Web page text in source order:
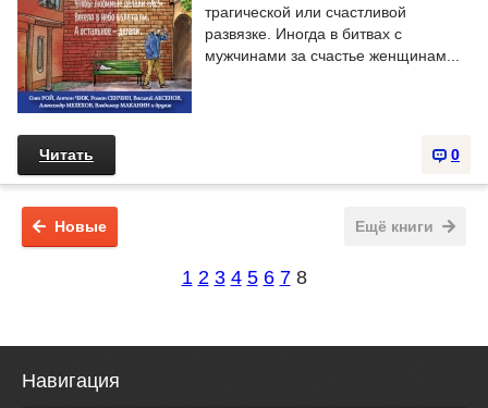
трагической или счастливой
развязке. Иногда в битвах с
мужчинами за счастье женщинам...
0
Читать
Новые Ещё книги
1 2 3 4 5 6 7 8
Навигация